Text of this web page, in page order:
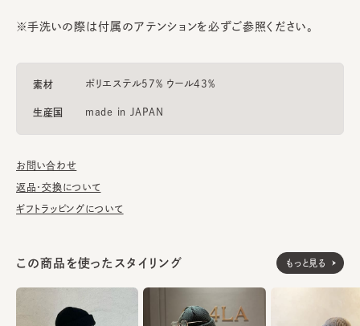
※手洗いの際は付属のアテンションを必ずご参照ください。
素材 ポリエステル57% ウール43%
生産国 made in JAPAN
お問い合わせ
返品・交換について
ギフトラッピングについて
この商品を使ったスタイリング もっと見る